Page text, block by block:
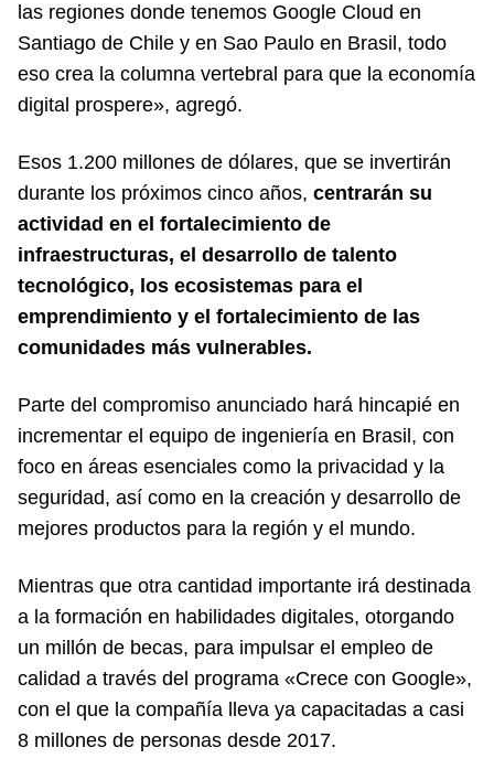
las regiones donde tenemos Google Cloud en
Santiago de Chile y en Sao Paulo en Brasil, todo
eso crea la columna vertebral para que la economía
digital prospere», agregó.
Esos 1.200 millones de dólares, que se invertirán
durante los próximos cinco años, centrarán su
actividad en el fortalecimiento de
infraestructuras, el desarrollo de talento
tecnológico, los ecosistemas para el
emprendimiento y el fortalecimiento de las
comunidades más vulnerables.
Parte del compromiso anunciado hará hincapié en
incrementar el equipo de ingeniería en Brasil, con
foco en áreas esenciales como la privacidad y la
seguridad, así como en la creación y desarrollo de
mejores productos para la región y el mundo.
Mientras que otra cantidad importante irá destinada
a la formación en habilidades digitales, otorgando
un millón de becas, para impulsar el empleo de
calidad a través del programa «Crece con Google»,
con el que la compañía lleva ya capacitadas a casi
8 millones de personas desde 2017.